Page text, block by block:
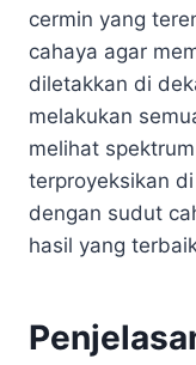
cermin yang
cahaya agar
diletakkan di
melakukan
melihat
terproyeksikan
dengan sudut
hasil yang